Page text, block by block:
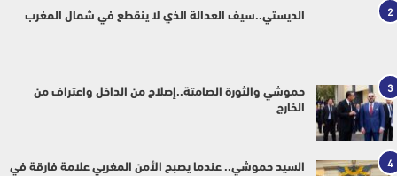
2 الديستي..سيف العدالة الذي لا ينقطع في شمال المغرب
3
حموشي والثورة الصامتة..إصلاح من الداخل واعتراف من
الخارج
4
السيد حموشي.. عندما يصبح الأمن المغربي علامة فارقة في